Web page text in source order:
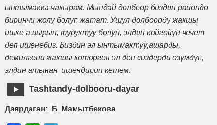
ынтымакка чакырам. Мындай долбоор биздин райондо
биринчи жолу болуп жатат. Ушул долбоорду жакшы
ишке ашырып, туруктуу болуп, элдин көйгөйүн чечет
деп ишенебиз. Биздин эл ынтымактуу,ашарды,
демилгени жакшы көтөргөн эл деп сиздерди өзүмдүн,
элдин атынан ишендирип кетем.
Tashtandy-dolbooru-dayar
Даярдаган: Б. Мамытбекова